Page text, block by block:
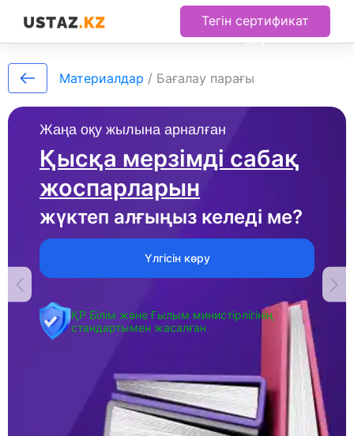
Тегін сертификат
алу
Жаңа оқу жылына арналған
Қысқа мерзімді сабақ
жоспарларын
жүктеп алғыңыз келеді ме?
Үлгісін көру
ҚР Білім және Ғылым министірлігінің
стандартымен жасалған
Материалдар / Бағалау парағы